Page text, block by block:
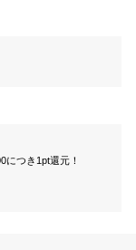
つき1pt還元！